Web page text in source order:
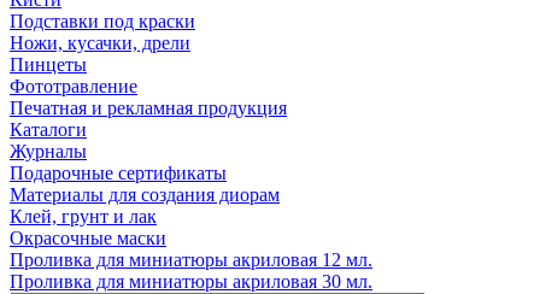
Подставки под краски
Ножи, кусачки, дрели
Пинцеты
Фототравление
Печатная и рекламная продукция
Каталоги
Журналы
Подарочные сертификаты
Материалы для создания диорам
Клей, грунт и лак
Окрасочные маски
Проливка для миниатюры акриловая 12 мл.
Проливка для миниатюры акриловая 30 мл.